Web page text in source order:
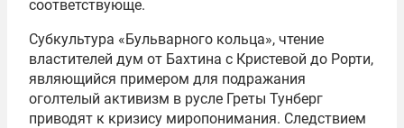
соответствующе.
Субкультура «Бульварного кольца», чтение
властителей дум от Бахтина с Кристевой до Рорти,
являющийся примером для подражания
оголтелый активизм в русле Греты Тунберг
приводят к кризису миропонимания. Следствием